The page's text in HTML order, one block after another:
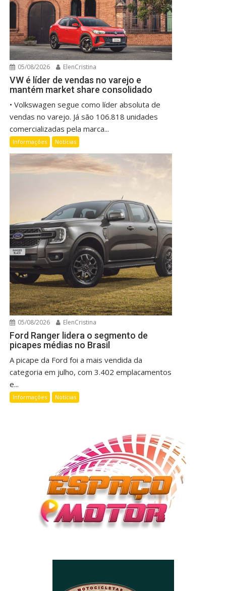
05/08/2026 ElenCristina
VW é líder de vendas no varejo e
mantém market share consolidado
• Volkswagen segue como líder absoluta de
vendas no varejo. Já são 106.818 unidades
comercializadas pela marca...
Informações Notícias
05/08/2026 ElenCristina
Ford Ranger lidera o segmento de
picapes médias no Brasil
A picape da Ford foi a mais vendida da
categoria em julho, com 3.402 emplacamentos
e...
Informações Notícias